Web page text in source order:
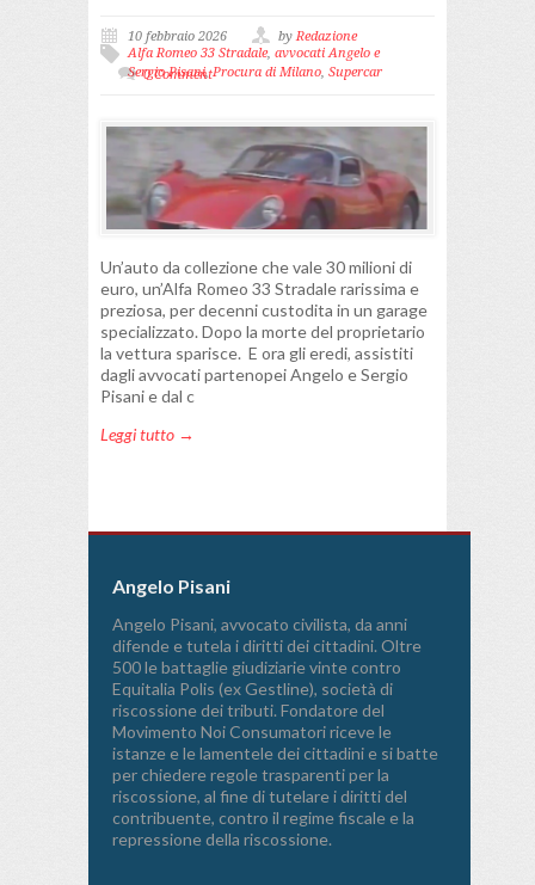
10 febbraio 2026 byRedazione
Alfa Romeo 33 Stradale, avvocati Angelo e
Sergio Pisani,Procura di Milano, Supercar
0 Comment
Un’auto da collezione che vale 30 milioni di
euro, un’Alfa Romeo 33 Stradale rarissima e
preziosa, per decenni custodita in un garage
specializzato. Dopo la morte del proprietario
la vettura sparisce. E ora gli eredi, assistiti
dagli avvocati partenopei Angelo e Sergio
Pisani e dal c
Leggi tutto →
Angelo Pisani
Angelo Pisani, avvocato civilista, da anni
difende e tutela i diritti dei cittadini. Oltre
500 le battaglie giudiziarie vinte contro
Equitalia Polis (ex Gestline), società di
riscossione dei tributi. Fondatore del
Movimento Noi Consumatori riceve le
istanze e le lamentele dei cittadini e si batte
per chiedere regole trasparenti per la
riscossione, al fine di tutelare i diritti del
contribuente, contro il regime fiscale e la
repressione della riscossione.